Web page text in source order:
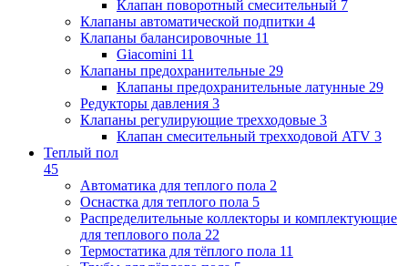
Клапан поворотный cмесительный 7
Клапаны автоматической подпитки 4
Клапаны балансировочные 11
Giacomini 11
Клапаны предохранительные 29
Клапаны предохранительные латунные 29
Редукторы давления 3
Клапаны регулирующие трехходовые 3
Клапан смесительный трехходовой ATV 3
Теплый пол
45
Автоматика для теплого пола 2
Оснастка для теплого пола 5
Распределительные коллекторы и комплектующие
для теплового пола 22
Термостатика для тёплого пола 11